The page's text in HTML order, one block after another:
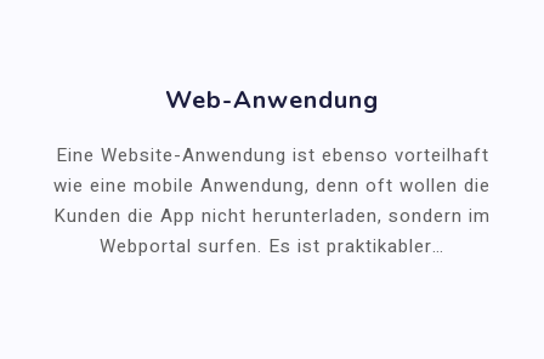
Web-Anwendung
Eine Website-Anwendung ist ebenso vorteilhaft
wie eine mobile Anwendung, denn oft wollen die
Kunden die App nicht herunterladen, sondern im
Webportal surfen. Es ist praktikabler…